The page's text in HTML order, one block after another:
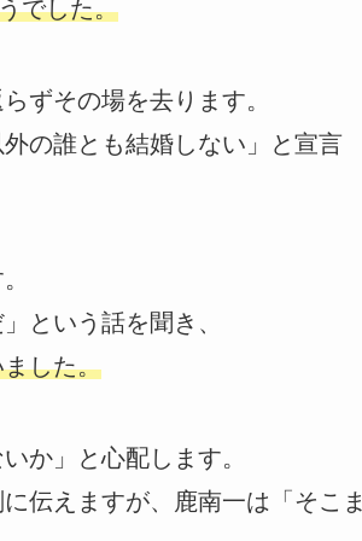
でした。
ずその場を去ります。
の誰とも結婚しない」と宣言
という話を聞き、
した。
か」と心配します。
伝えますが、鹿南一は「そこま